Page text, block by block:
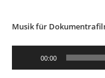
Musik für
00:00